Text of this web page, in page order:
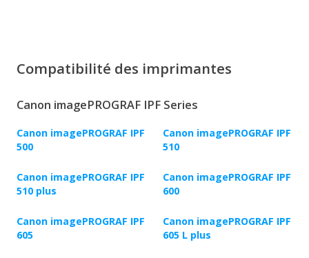
Compatibilité des imprimantes
Canon imagePROGRAF IPF Series
Canon imagePROGRAF IPF
500
Canon imagePROGRAF IPF
510
Canon imagePROGRAF IPF
510 plus
Canon imagePROGRAF IPF
600
Canon imagePROGRAF IPF
605
Canon imagePROGRAF IPF
605 L plus